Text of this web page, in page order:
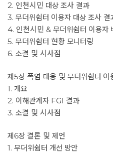
2. 인천시민 대상 조사 결과
3. 무더위쉼터 이용자 대상 조사 결
4. 인천시민 & 무더위쉼터 이용자
5. 무더위쉼터 현황 모니터링
6. 소결 및 시사점
제5장 폭염 대응 및 무더위쉼터 이
1. 개요
2. 이해관계자 FGI 결과
3. 소결 및 시사점
제6장 결론 및 제언
1. 무더위쉼터 개선 방안